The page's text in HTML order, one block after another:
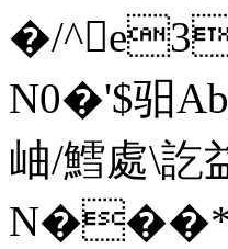
�/
N0�'$驲
岫/鱈處\
N���*